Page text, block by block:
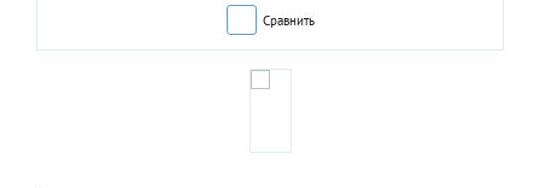
Сравнить